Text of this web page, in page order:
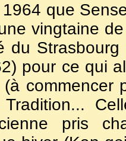
que
vingtaine
du
pour ce qui
pris